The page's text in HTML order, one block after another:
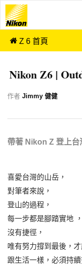
Z 6 首頁
Nikon Z6 |
作者 Jimmy 健健
帶著 Nikon Z 登上台
喜愛台灣的山岳，
對筆者來說，
登山的過程，
每一步都是腳踏實地 ，
沒有捷徑，
唯有努力撐到最後，才
跟生活一樣，必須持